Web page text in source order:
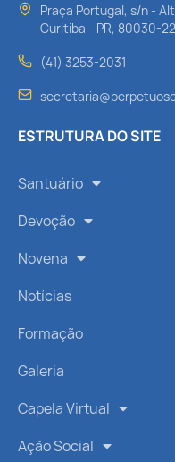
Praça Portugal, s/n -
Curitiba - PR, 80030-
(41) 3253-2031
ESTRUTURA DO SITE
Santuário
Devoção
Novena
Notícias
Formação
Galeria
Capela Virtual
Ação Social